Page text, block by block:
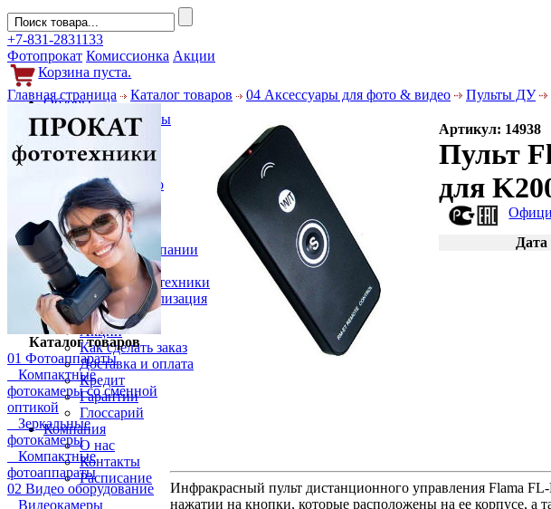
+7-831-2831133
Фотопрокат Комиссионка Акции
Корзина пуста.
Обзоры
Фотоаппараты
Объективы
Фильтры
Фото и видео
Гаджеты
Аксессуары
Слухи
Новости компании
Услуги
Прокат фототехники
Выкуп и реализация
Покупателям
Акции
Как сделать заказ
Доставка и оплата
Кредит
Гарантии
Глоссарий
Компания
О нас
Контакты
Расписание
Главная страница Каталог товаров 04 Аксессуары для фото & видео Пульты ДУ
Каталог товаров
01 Фотоаппараты
Компактные
фотокамеры со сменной
оптикой
Зеркальные
фотокамеры
Компактные
фотоаппараты
02 Видео оборудование
Видеокамеры
Артикул: 14938
Пульт
для
Дата
Инфракрасный пульт дистанционного управления Flama
нажатии на кнопки, которые расположены на ее корпусе, а